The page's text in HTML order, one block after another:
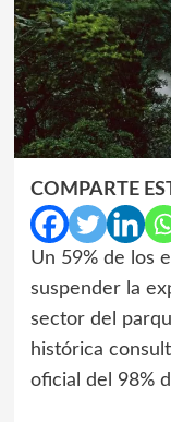
COMPARTE
Un 59% de los
suspender la
sector del
histórica
oficial del 98%